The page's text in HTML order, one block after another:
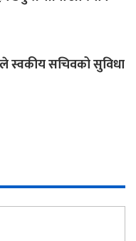
स्वकीय सचिवको सुविधा